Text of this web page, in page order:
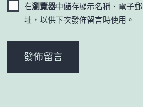
在瀏覽器中儲存顯示名稱、電子
址，以供下次發佈留言時使用。